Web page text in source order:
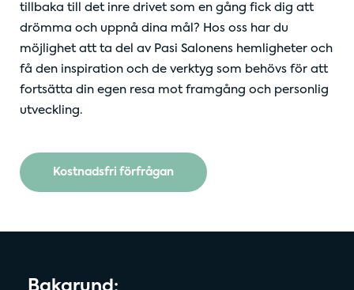
Bakgrund:
tillbaka till det inre drivet som en gång fick dig att
drömma och uppnå dina mål? Hos oss har du
möjlighet att ta del av Pasi Salonens hemligheter och
få den inspiration och de verktyg som behövs för att
fortsätta din egen resa mot framgång och personlig
utveckling.
Kostnadsfri förfrågan